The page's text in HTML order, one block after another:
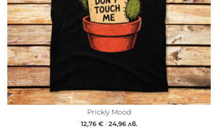
Prickly Mood
12,76 € /24,96 лв.